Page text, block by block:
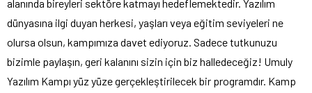
alanında bireyleri sektöre katmayı hedeflemektedir. Yazılım
dünyasına ilgi duyan herkesi, yaşları veya eğitim seviyeleri ne
olursa olsun, kampımıza davet ediyoruz. Sadece tutkunuzu
bizimle paylaşın, geri kalanını sizin için biz halledeceğiz! Umuly
Yazılım Kampı yüz yüze gerçekleştirilecek bir programdır. Kamp